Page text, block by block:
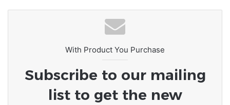
With Product You Purchase
Subscribe to our mailing
list to get the new